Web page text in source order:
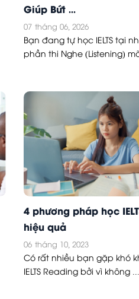
Giúp Bứt ...
07 tháng 06, 2026
Bạn đang tự học IELTS tại
phần thi Nghe (Listening)
4 phương pháp học
hiệu quả
06 tháng 10, 2023
Có rất nhiều bạn gặp khó
IELTS Reading bởi vì không ...